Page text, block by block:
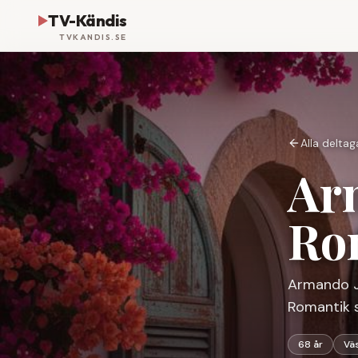
TV-Kändis
TVKANDIS.SE
Alla
Armando
Romantik
68 år
Armando Jaime Garcia
Västerås
år
HOTELL ROMANTIK ·